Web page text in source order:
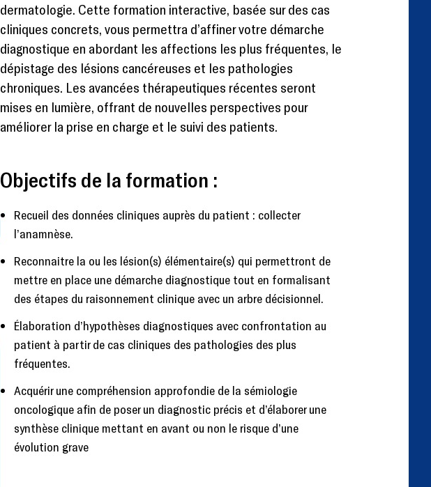
dermatologie. Cette formation interactive, basée sur des cas
cliniques concrets, vous permettra d’affiner votre démarche
diagnostique en abordant les affections les plus fréquentes, le
dépistage des lésions cancéreuses et les pathologies
chroniques. Les avancées thérapeutiques récentes seront
mises en lumière, offrant de nouvelles perspectives pour
améliorer la prise en charge et le suivi des patients.
Objectifs de la formation :
Recueil des données cliniques auprès du patient : collecter
l’anamnèse.
Reconnaitre la ou les lésion(s) élémentaire(s) qui permettront de
mettre en place une démarche diagnostique tout en formalisant
des étapes du raisonnement clinique avec un arbre décisionnel.
Élaboration d’hypothèses diagnostiques avec confrontation au
patient à partir de cas cliniques des pathologies des plus
fréquentes.
Acquérir une compréhension approfondie de la sémiologie
oncologique afin de poser un diagnostic précis et d’élaborer une
synthèse clinique mettant en avant ou non le risque d’une
évolution grave